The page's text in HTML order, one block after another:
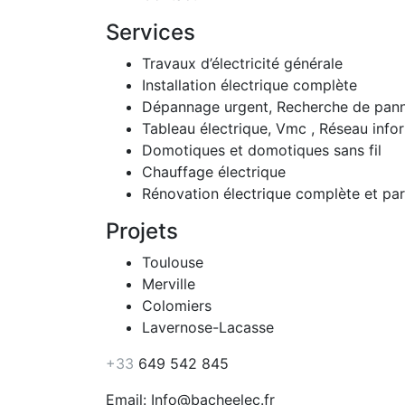
Services
Travaux d’électricité générale
Installation électrique complète
Dépannage urgent, Recherche de
Tableau électrique, Vmc , Réseau
Domotiques et domotiques sans fil
Chauffage électrique
Rénovation électrique complète et
Projets
Toulouse
Merville
Colomiers
Lavernose-Lacasse
+33 649 542 845
Email: Info@bacheelec.fr